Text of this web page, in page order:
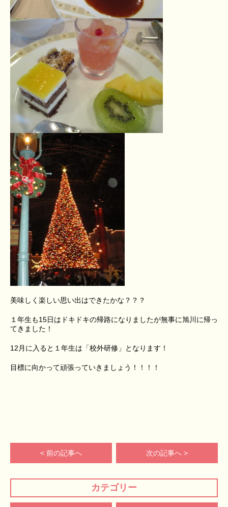
カテゴリー
美味しく楽しい思い出はできたかな？？？
１年生も15日はドキドキの帰路になりましたが無事に旭川に帰っ
てきました！
12月に入ると１年生は「校外研修」となります！
目標に向かって頑張っていきましょう！！！！
< 前の記事へ 次の記事へ >